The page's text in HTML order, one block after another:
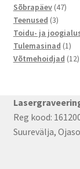
Sõbrapäev 4747
Teenused 33
toodet
Toidu- ja
Tulemasinad 11
Võtmehoidjad 1212
Reg kood:
Suurevälja,